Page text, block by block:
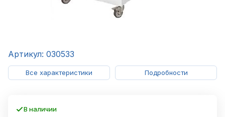
Артикул: 030533
Все характеристики Подробности
В наличии